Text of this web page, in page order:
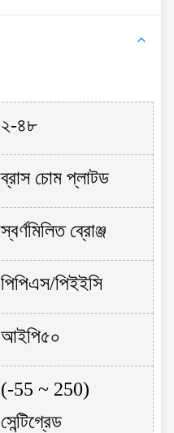
২-৪৮
ব্রাস চোম প্লাটড
স্বর্ণমিলিত ব্রোঞ্জ
পিপিএস/পিইইসি
আইপি৫০
(-55 ~ 250)
সেন্টিগ্রেড